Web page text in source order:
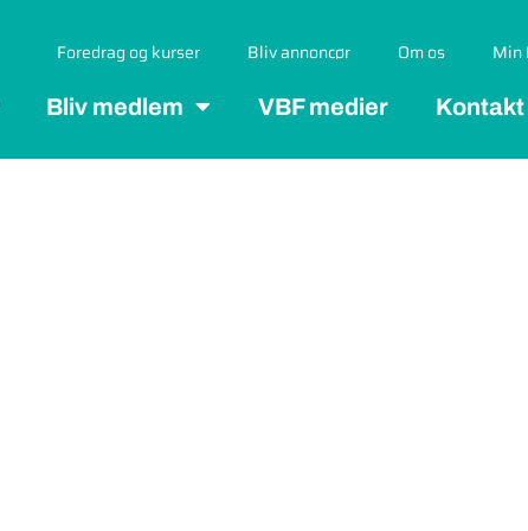
Foredrag og kurser Bliv annoncør Om os Min
Bliv medlem VBF medier Kontakt